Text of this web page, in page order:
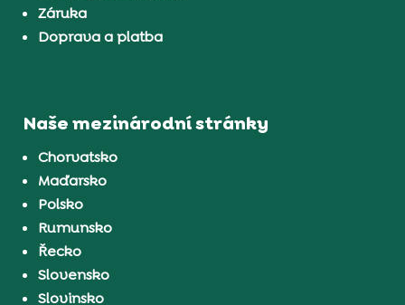
Záruka
Doprava a platba
Naše mezinárodní stránky
Chorvatsko
Maďarsko
Polsko
Rumunsko
Řecko
Slovensko
Slovinsko